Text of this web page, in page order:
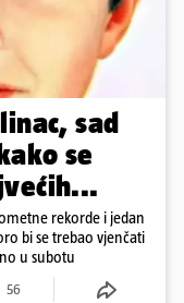
sad
se
rekorde i jedan
bi se trebao vjenčati
u subotu
56